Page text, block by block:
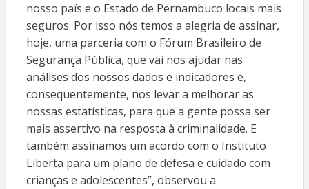
nosso país e o Estado de Pernambuco locais mais
seguros. Por isso nós temos a alegria de assinar,
hoje, uma parceria com o Fórum Brasileiro de
Segurança Pública, que vai nos ajudar nas
análises dos nossos dados e indicadores e,
consequentemente, nos levar a melhorar as
nossas estatísticas, para que a gente possa ser
mais assertivo na resposta à criminalidade. E
também assinamos um acordo com o Instituto
Liberta para um plano de defesa e cuidado com
crianças e adolescentes”, observou a